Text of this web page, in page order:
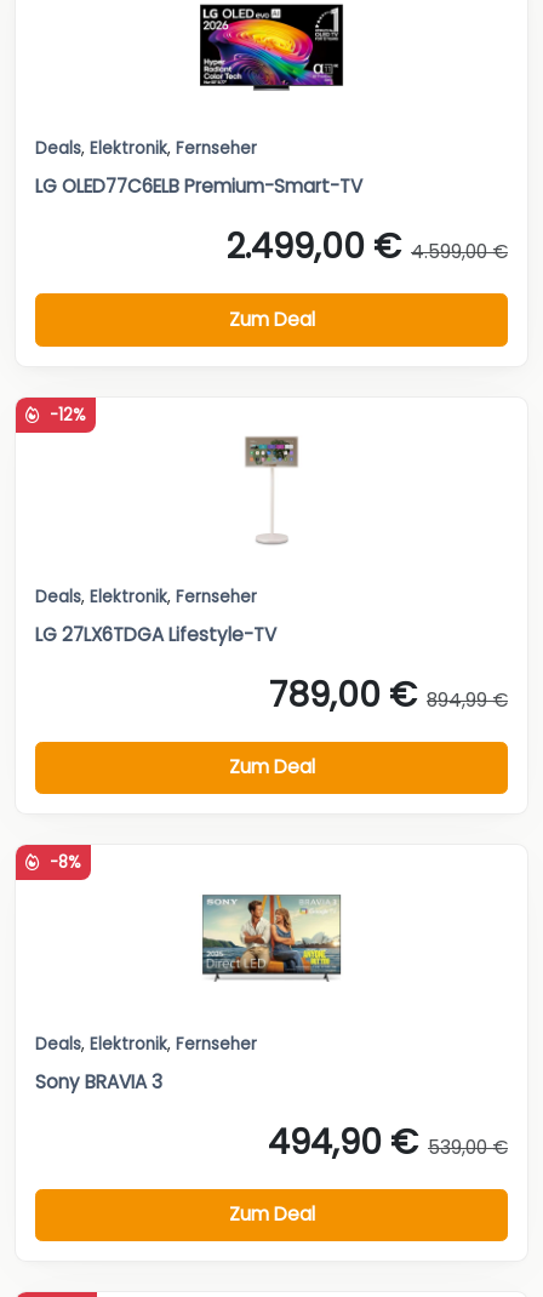
Deals, Elektronik, Fernseher
LG OLED77C6ELB Premium-Smart-TV
2.499,00 € 4.599,00 €
Zum Deal
-12%
Deals, Elektronik, Fernseher
LG 27LX6TDGA Lifestyle-TV
789,00 € 894,99 €
Zum Deal
-8%
Deals, Elektronik, Fernseher
Sony BRAVIA 3
494,90 € 539,00 €
Zum Deal